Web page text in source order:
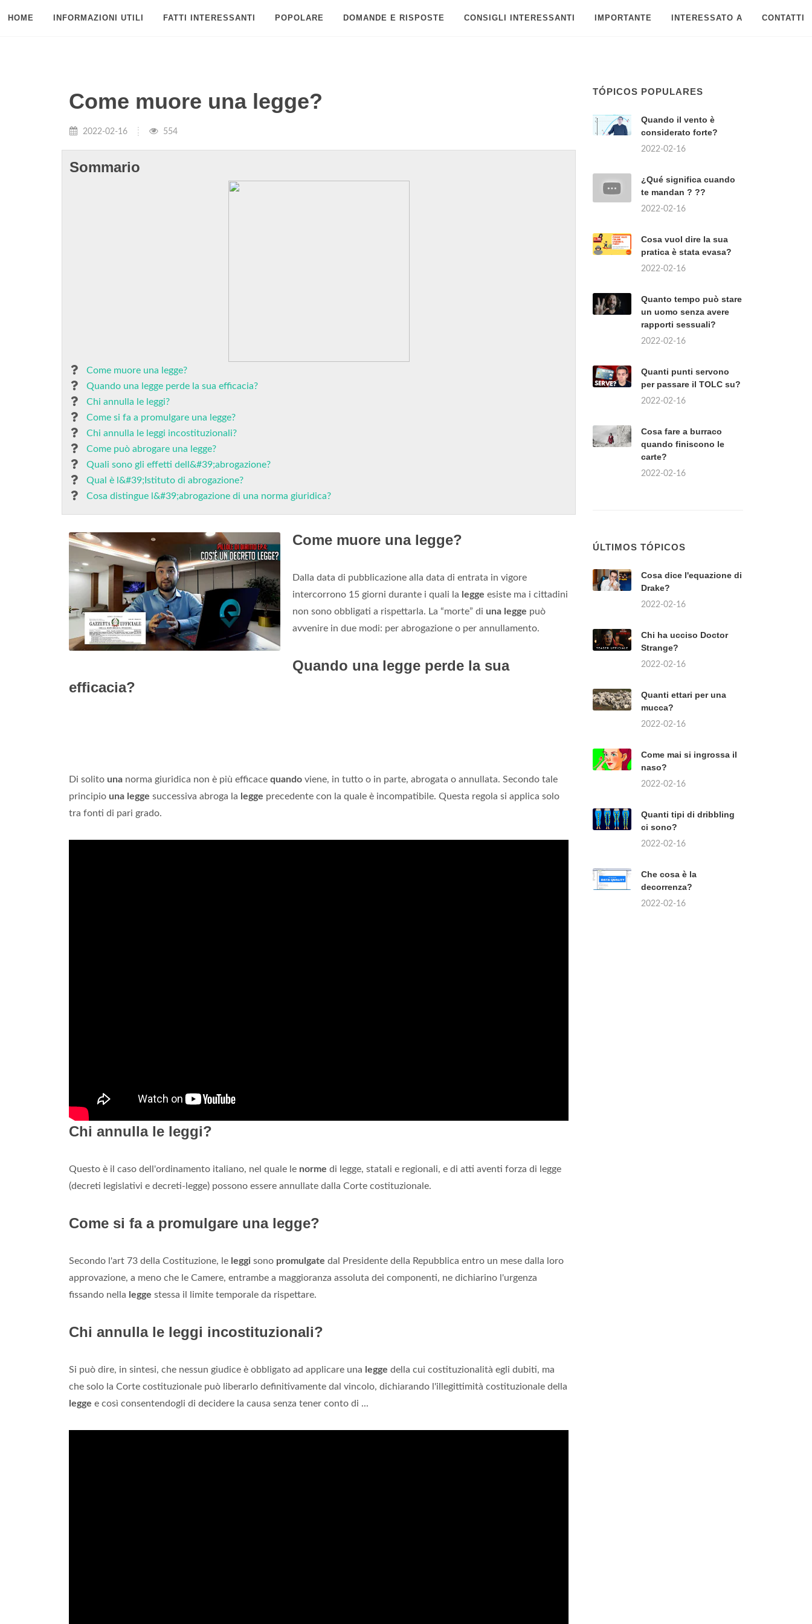
HOME INFORMAZIONI UTILI FATTI INTERESSANTI POPOLARE DOMANDE E RISPOSTE CONSIGLI INTERESSANTI IMPORTANTE INTERESSATO A CONTATTI
Come muore una legge?
2022-02-16 554
Sommario
Come muore una legge?
Quando una legge perde la sua efficacia?
Chi annulla le leggi?
Come si fa a promulgare una legge?
Chi annulla le leggi incostituzionali?
Come può abrogare una legge?
Quali sono gli effetti dell&#39;abrogazione?
Qual è l&#39;Istituto di abrogazione?
Cosa distingue l&#39;abrogazione di una norma giuridica?
Come muore una legge?
Dalla data di pubblicazione alla data di entrata in vigore
intercorrono 15 giorni durante i quali la legge esiste ma i cittadini
non sono obbligati a rispettarla. La “morte” di una legge può
avvenire in due modi: per abrogazione o per annullamento.
Quando una legge perde la sua
efficacia?
Di solito una norma giuridica non è più efficace quando viene, in tutto o in parte, abrogata o annullata. Secondo tale
principio una legge successiva abroga la legge precedente con la quale è incompatibile. Questa regola si applica solo
tra fonti di pari grado.
Chi annulla le leggi?
Questo è il caso dell'ordinamento italiano, nel quale le norme di legge, statali e regionali, e di atti aventi forza di legge
(decreti legislativi e decreti-legge) possono essere annullate dalla Corte costituzionale.
Come si fa a promulgare una legge?
Secondo l'art 73 della Costituzione, le leggi sono promulgate dal Presidente della Repubblica entro un mese dalla loro
approvazione, a meno che le Camere, entrambe a maggioranza assoluta dei componenti, ne dichiarino l'urgenza
fissando nella legge stessa il limite temporale da rispettare.
Chi annulla le leggi incostituzionali?
Si può dire, in sintesi, che nessun giudice è obbligato ad applicare una legge della cui costituzionalità egli dubiti, ma
che solo la Corte costituzionale può liberarlo definitivamente dal vincolo, dichiarando l'illegittimità costituzionale della
legge e così consentendogli di decidere la causa senza tener conto di ...
TÓPICOS POPULARES
Quando il vento è
considerato forte?
2022-02-16
¿Qué significa cuando
te mandan ? ??
2022-02-16
Cosa vuol dire la sua
pratica è stata evasa?
2022-02-16
Quanto tempo può stare
un uomo senza avere
rapporti sessuali?
2022-02-16
Quanti punti servono
per passare il TOLC su?
2022-02-16
Cosa fare a burraco
quando finiscono le
carte?
2022-02-16
ÚLTIMOS TÓPICOS
Cosa dice l'equazione di
Drake?
2022-02-16
Chi ha ucciso Doctor
Strange?
2022-02-16
Quanti ettari per una
mucca?
2022-02-16
Come mai si ingrossa il
naso?
2022-02-16
Quanti tipi di dribbling
ci sono?
2022-02-16
Che cosa è la
decorrenza?
2022-02-16